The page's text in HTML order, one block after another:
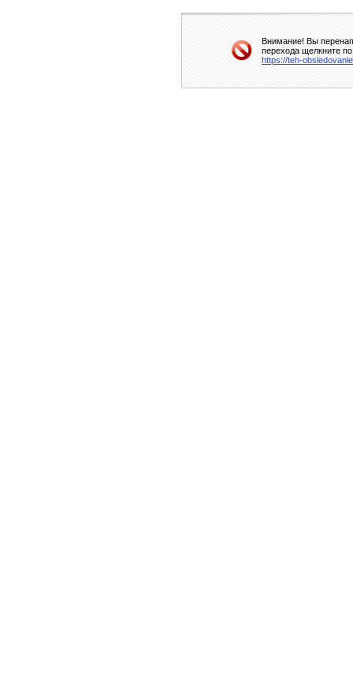
Внимание! Вы
перехода щелкните
https://teh-